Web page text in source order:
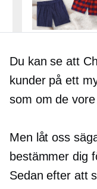
Du kan se att
kunder på ett
som om de
Men låt oss
bestämmer dig
Sedan efter att